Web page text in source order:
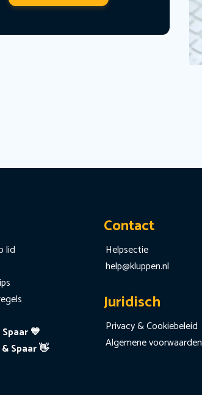
lid
💙
Spaar 👋
Contact
Helpsectie
help@kluppen.nl
Juridisch
Privacy & Cookiebeleid
Algemene voorwaarden